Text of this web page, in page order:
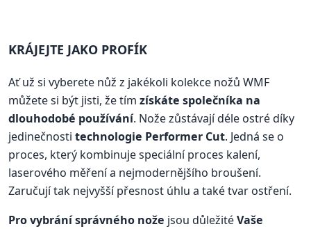
KRÁJEJTE JAKO PROFÍK
Ať už si vyberete nůž z jakékoli kolekce nožů WMF
můžete si být jisti, že tím získáte společníka na
dlouhodobé používání. Nože zůstávají déle ostré díky
jedinečnosti technologie Performer Cut. Jedná se o
proces, který kombinuje speciální proces kalení,
laserového měření a nejmodernějšího broušení.
Zaručují tak nejvyšší přesnost úhlu a také tvar ostření.
Pro vybrání správného nože jsou důležitéVaše